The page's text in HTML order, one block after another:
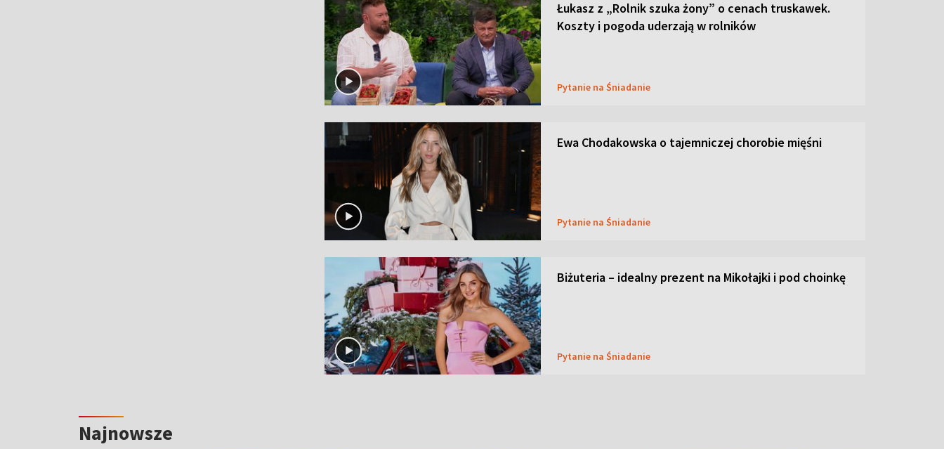
Łukasz z „Rolnik szuka żony” o cenach truskawek.
Koszty i pogoda uderzają w rolników
Pytanie na Śniadanie
Ewa Chodakowska o tajemniczej chorobie mięśni
Pytanie na Śniadanie
Biżuteria – idealny prezent na Mikołajki i pod choinkę
Pytanie na Śniadanie
Najnowsze